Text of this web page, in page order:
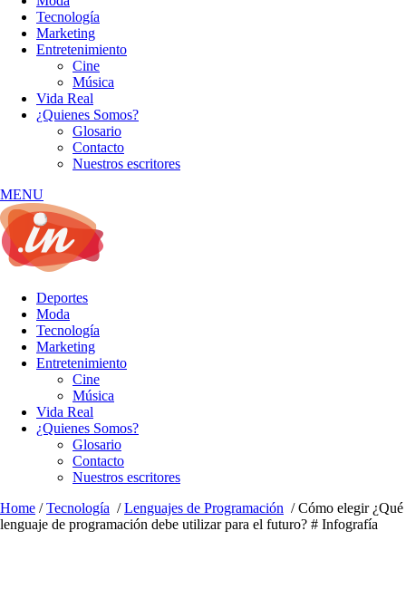
Tecnología
Marketing
Entretenimiento
Cine
Música
Vida Real
¿Quienes Somos?
Glosario
Contacto
Nuestros escritores
MENU
Deportes
Moda
Tecnología
Marketing
Entretenimiento
Cine
Música
Vida Real
¿Quienes Somos?
Glosario
Contacto
Nuestros escritores
Home /Tecnología /Lenguajes de Programación /Cómo elegir ¿Qué
lenguaje de programación debe utilizar para el futuro? # Infografía